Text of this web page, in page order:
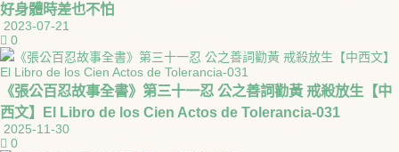
好身體時差也不怕
2023-07-21
0
《張公百忍故事全書》第三十一忍 公之善詞勸黃 戒殺放生【中
西文】El Libro de los Cien Actos de Tolerancia-031
2025-11-30
0